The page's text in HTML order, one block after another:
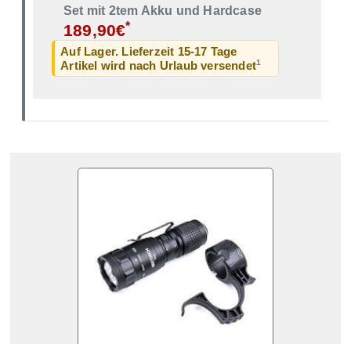
Set mit 2tem Akku und Hardcase
189,90€*
Auf Lager. Lieferzeit 15-17 Tage
Artikel wird nach Urlaub versendet1